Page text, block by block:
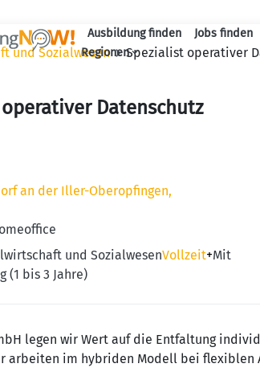
Ausbildung finden Jobs finden
Regionen
und Sozialwesen Spezialist operativer
Datenschutz
an der Iller-Oberopfingen,
und SozialwesenVollzeit+Mit
(1 bis 3 Jahre)
legen wir Wert auf die Entfaltung
arbeiten im hybriden Modell bei flexiblen